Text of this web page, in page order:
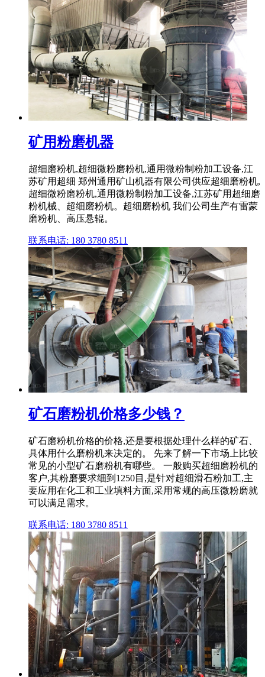
矿用粉磨机器
超细磨粉机,超细微粉磨粉机,通用微粉制粉加工设备,江
苏矿用超细 郑州通用矿山机器有限公司供应超细磨粉机,
超细微粉磨粉机,通用微粉制粉加工设备,江苏矿用超细磨
粉机械、超细磨粉机。超细磨粉机 我们公司生产有雷蒙
磨粉机、高压悬辊。
联系电话: 180 3780 8511
矿石磨粉机价格多少钱？
矿石磨粉机价格的价格,还是要根据处理什么样的矿石、
具体用什么磨粉机来决定的。 先来了解一下市场上比较
常见的小型矿石磨粉机有哪些。 一般购买超细磨粉机的
客户,其粉磨要求细到1250目,是针对超细滑石粉加工,主
要应用在化工和工业填料方面,采用常规的高压微粉磨就
可以满足需求。
联系电话: 180 3780 8511